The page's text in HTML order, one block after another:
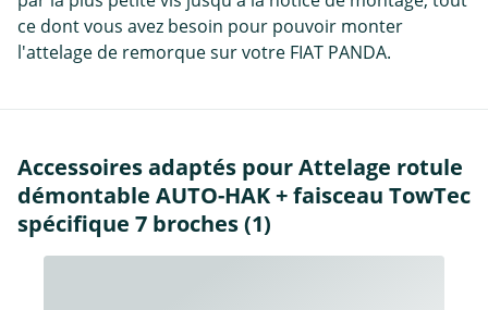
ce dont vous avez besoin pour pouvoir monter
l'attelage de remorque sur votre FIAT PANDA.
Accessoires adaptés pour Attelage rotule
démontable AUTO-HAK + faisceau TowTec
spécifique 7 broches (1)